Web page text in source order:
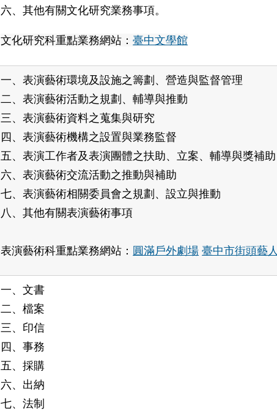
六、其他有關文化研究業務事項。
文化研究科重點業務網站：臺中文學館
一、表演藝術環境及設施之籌劃、營造與監督管理
二、表演藝術活動之規劃、輔導與推動
三、表演藝術資料之蒐集與研究
四、表演藝術機構之設置與業務監督
五、表演工作者及表演團體之扶助、立案、輔導與獎補助
六、表演藝術交流活動之推動與補助
七、表演藝術相關委員會之規劃、設立與推動
八、其他有關表演藝術事項
表演藝術科重點業務網站： 圓滿戶外劇場 臺中市街頭藝人
一、文書
二、檔案
三、印信
四、事務
五、採購
六、出納
七、法制